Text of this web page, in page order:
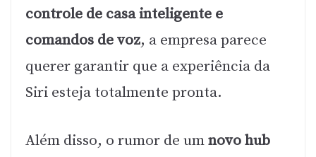
controle de casa inteligente e
comandos de voz, a empresa parece
querer garantir que a experiência da
Siri esteja totalmente pronta.
Além disso, o rumor de umnovo hub